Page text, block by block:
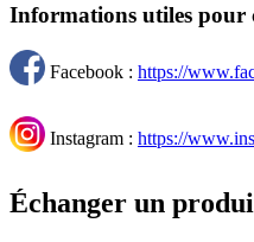
Informations utiles pour
Facebook : https://
Instagram : https://
Échanger un